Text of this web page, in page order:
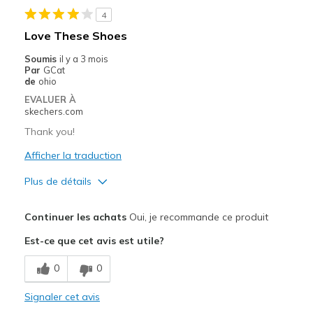
Sizing
Feels half size too small
View On Shoes
I'm Into Shoes
4
Love These Shoes
Soumis il y a 3 mois
Par GCat
de ohio
EVALUER À
skechers.com
Thank you!
Afficher la traduction
Plus de détails
Breathe Well
Comfortable
Continuer les achatsOui, je recommande ce produit
Est-ce que cet avis est utile?
0 0
Signaler cet avis